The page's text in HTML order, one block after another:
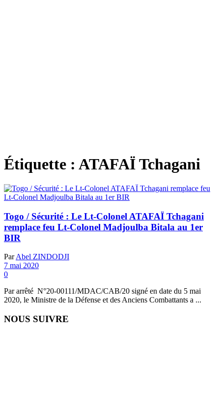
Étiquette : ATAFAÏ Tchagani
Togo / Sécurité : Le Lt-Colonel ATAFAÏ Tchagani
remplace feu Lt-Colonel Madjoulba Bitala au 1er
BIR
Par Abel ZINDODJI
7 mai 2020
0
Par arrêté N°20-00111/MDAC/CAB/20 signé en date du 5 mai
2020, le Ministre de la Défense et des Anciens Combattants a ...
NOUS SUIVRE